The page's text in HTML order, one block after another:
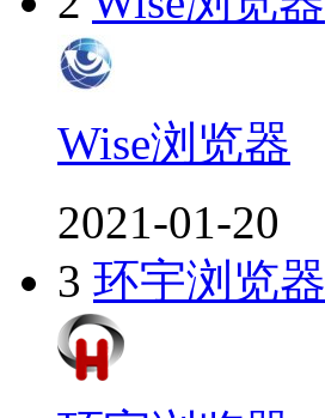
Wise浏览器
2021-01-20
3 环宇浏览器